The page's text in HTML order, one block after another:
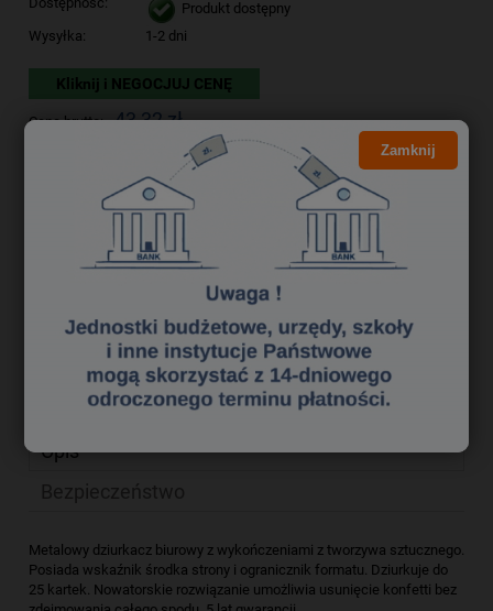
Produkt dostępny
Wysyłka:
1-2 dni
Kliknij i NEGOCJUJ CENĘ
Cena brutto: 43,32 zł
Kod produktu:
dzk2990258
zapytaj o produkt
poleć znajomemu
Opis
Metalowy dziurkacz biurowy z wykończeniami z tworzywa sztucznego.
Posiada wskaźnik środka strony i ogranicznik formatu. Dziurkuje do
25 kartek. Nowatorskie rozwiązanie umożliwia usunięcie konfetti bez
Zamknij